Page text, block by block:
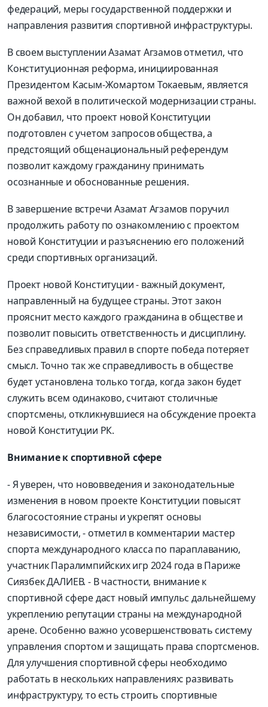
федераций, меры государственной поддержки и
направления развития спортивной инфраструктуры.
В своем выступлении Азамат Агзамов отметил, что
Конституционная реформа, инициированная
Президентом Касым-Жомартом Токаевым, является
важной вехой в политической модернизации страны.
Он добавил, что проект новой Конституции
подготовлен с учетом запросов общества, а
предстоящий общенациональный референдум
позволит каждому гражданину принимать
осознанные и обоснованные решения.
В завершение встречи Азамат Агзамов поручил
продолжить работу по ознакомлению с проектом
новой Конституции и разъяснению его положений
среди спортивных организаций.
Проект новой Конституции - важный документ,
направленный на будущее страны. Этот закон
прояснит место каждого гражданина в обществе и
позволит повысить ответственность и дисциплину.
Без справедливых правил в спорте победа потеряет
смысл. Точно так же справедливость в обществе
будет установлена только тогда, когда закон будет
служить всем одинаково, считают столичные
спортсмены, откликнувшиеся на обсуждение проекта
новой Конституции РК.
Внимание к спортивной сфере
- Я уверен, что нововведения и законодательные
изменения в новом проекте Конституции повысят
благосостояние страны и укрепят основы
независимости, - отметил в комментарии мастер
спорта международного класса по параплаванию,
участник Паралимпийских игр 2024 года в Париже
Сиязбек ДАЛИЕВ. - В частности, внимание к
спортивной сфере даст новый импульс дальнейшему
укреплению репутации страны на международной
арене. Особенно важно усовершенствовать систему
управления спортом и защищать права спортсменов.
Для улучшения спортивной сферы необходимо
работать в нескольких направлениях: развивать
инфраструктуру, то есть строить спортивные